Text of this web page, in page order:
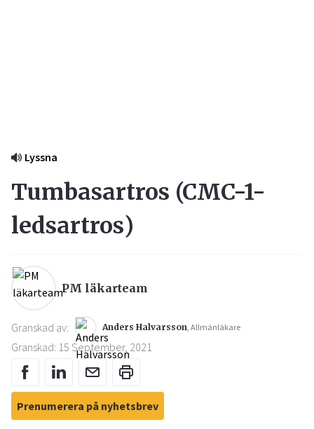
Lyssna
Tumbasartros (CMC-1-
ledsartros)
PM läkarteam
Granskad av: Anders Halvarsson, Allmänläkare
Granskad: 15 September, 2021
Prenumerera på nyhetsbrev